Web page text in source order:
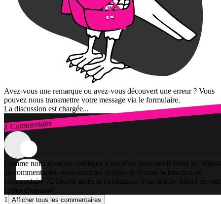
Avez-vous une remarque ou avez-vous découvert une erreur ? Vous
pouvez nous transmettre votre message via le formulaire.
La discussion est chargée...
1 Commentaire
Connexion
Comme nous voulons continuer à modérer personnellement les débats
de commentaires, nous sommes obligés de fermer la fonction de
commentaire 72 heures après la publication d’un article. Merci de
compréhension!
1
Afficher tous les commentaires